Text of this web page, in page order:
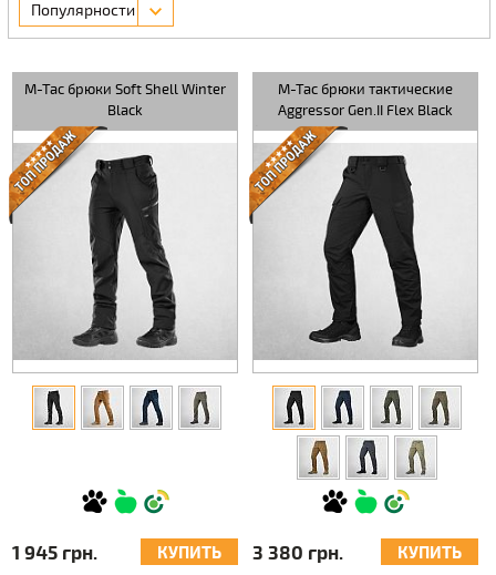
Популярности
M-Tac брюки Soft Shell Winter
Black
1 945 грн. КУПИТЬ
M-Tac брюки тактические
Aggressor Gen.II Flex Black
3 380 грн. КУПИТЬ